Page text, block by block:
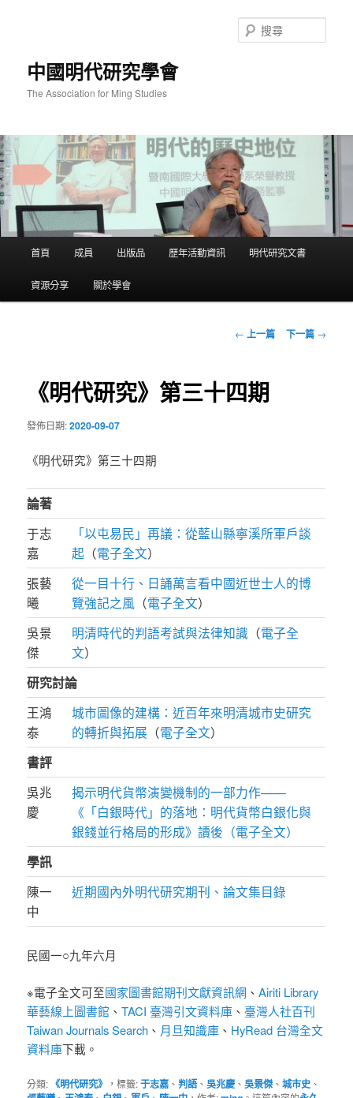
中國明代研究學會
The Association for Ming Studies
尋
首頁 成員 出版品 歷年活動資訊 明代研究文書
資源分享 關於學會
文
覽
← 上一篇 下一篇 →
《明代研究》第三十四期
發佈日期:2020-09-07
《明代研究》第三十四期
論著
于志
嘉
「以屯易民」再議：從藍山縣寧溪所軍戶談
起 （電子全文）
張藝
曦
從一目十行、日誦萬言看中國近世士人的博
覽強記之風 （電子全文）
吳景
傑
明清時代的判語考試與法律知識 （電子全
文）
研究討論
王鴻
泰
城市圖像的建構：近百年來明清城市史研究
的轉折與拓展 （電子全文）
書評
吳兆
慶
揭示明代貨幣演變機制的一部力作——
《「白銀時代」的落地：明代貨幣白銀化與
銀錢並行格局的形成》讀後（電子全文）
學訊
陳一
中
近期國內外明代研究期刊、論文集目錄
民國一○九年六月
※電子全文可至國家圖書館期刊文獻資訊網 、Airiti Library
華藝線上圖書館 、TACI 臺灣引文資料庫 、 臺灣人社百刊
Taiwan Journals Search 、 月旦知識庫 、 HyRead 台灣全文
資料庫下載。
分類: 《明代研究》 ，標籤:于志嘉 、判語、吳兆慶、吳景傑、城市史 、